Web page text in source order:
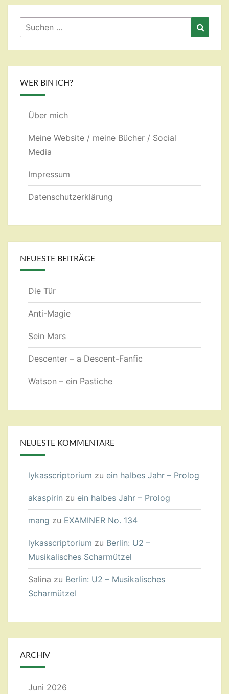
Suchen
nach:
WER BIN ICH?
Über mich
Meine Website / meine Bücher / Social
Media
Impressum
Datenschutzerklärung
NEUESTE BEITRÄGE
Die Tür
Anti-Magie
Sein Mars
Descenter – a Descent-Fanfic
Watson – ein Pastiche
NEUESTE KOMMENTARE
lykasscriptorium zu ein halbes Jahr – Prolog
akaspirin zu ein halbes Jahr – Prolog
mang zu EXAMINER No. 134
lykasscriptorium zu Berlin: U2 –
Musikalisches Scharmützel
Salina zu Berlin: U2 – Musikalisches
Scharmützel
ARCHIV
Juni 2026